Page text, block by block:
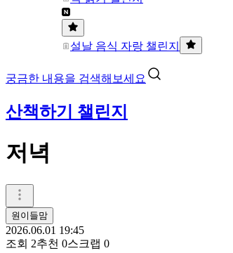
설날 음식 자랑 챌린지
궁금한 내용을 검색해보세요
산책하기 챌린지
저녁
원이들맘
2026.06.01 19:45
조회 2추천 0스크랩 0